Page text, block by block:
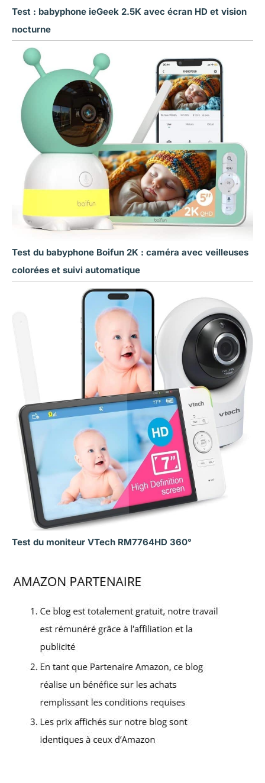
Test : babyphone ieGeek 2.5K avec écran HD et vision
nocturne
Test du babyphone Boifun 2K : caméra avec veilleuses
colorées et suivi automatique
Test du moniteur VTech RM7764HD 360°